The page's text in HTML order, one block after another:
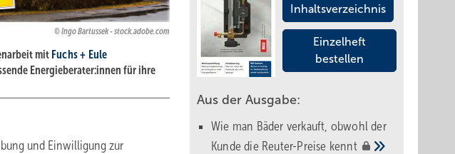
Ingo Bartussek - stock.adobe.com
mit Fuchs + Eule
Energieberater:innen für ihre
und Einwilligung zur
Inhaltsverzeichnis
Einzelheft
bestellen
Aus der Ausgabe:
Wie man Bäder verkauft, obwohl der
Kunde die Reuter-Preise kennt